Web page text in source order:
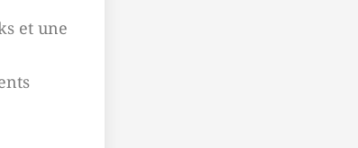
et une